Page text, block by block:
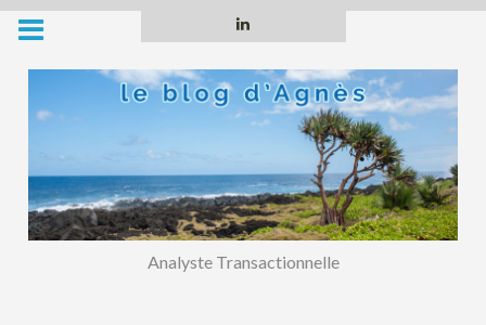
Skip
content
Analyste Transactionnelle